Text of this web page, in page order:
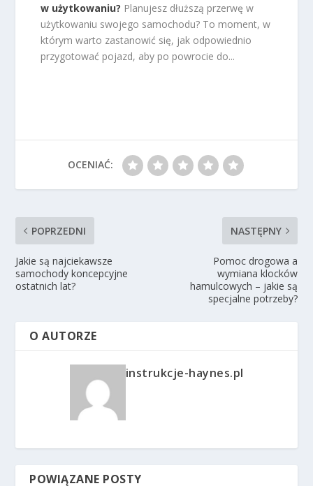
w użytkowaniu? Planujesz dłuższą przerwę w
użytkowaniu swojego samochodu? To moment, w
którym warto zastanowić się, jak odpowiednio
przygotować pojazd, aby po powrocie do...
OCENIAĆ:
POPRZEDNI
Jakie są najciekawsze
samochody koncepcyjne
ostatnich lat?
NASTĘPNY
Pomoc drogowa a
wymiana klocków
hamulcowych – jakie są
specjalne potrzeby?
O AUTORZE
instrukcje-haynes.pl
POWIĄZANE POSTY